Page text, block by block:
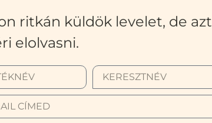
ritkán küldök levelet, de azt
elolvasni.